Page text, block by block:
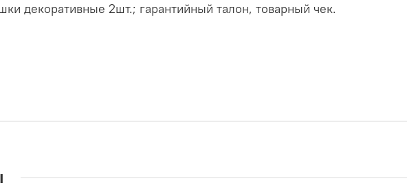
декоративные 2шт.; гарантийный талон, товарный чек.